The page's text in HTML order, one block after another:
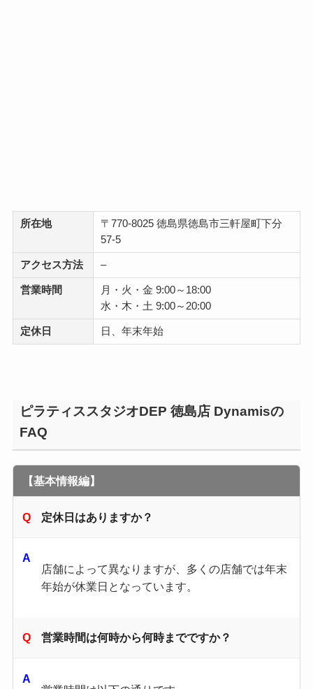
所在地
〒770-8025 徳島県徳島市三軒屋町下分
57-5
アクセス方法 –
営業時間
月・火・金 9:00～18:00
水・木・土 9:00～20:00
定休日 日、年末年始
ピラティススタジオDEP 徳島店 Dynamisの
FAQ
【基本情報編】
定休日はありますか？
店舗によって異なりますが、多くの店舗では年末
年始が休業日となっています。
営業時間は何時から何時までですか？